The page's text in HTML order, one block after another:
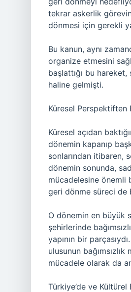
tekrar askerlik
dönmesi için gerekli
Bu kanun, aynı
organize etmesini
başlattığı bu
haline gelmişti.
Küresel Perspektiften
Küresel açıdan
dönemin kapanıp
sonlarından itibaren,
dönemin sonunda,
mücadelesine önemli
geri dönme süreci de
O dönemin en büyük
şehirlerinde
yapının bir
ulusunun
mücadele olarak da
Türkiye’de ve